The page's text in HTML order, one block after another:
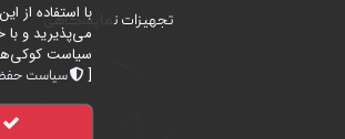
تجهیزات نمایشگاهی
با استفاده از
می‌پذیرید و با
سیاست
[
سیاست